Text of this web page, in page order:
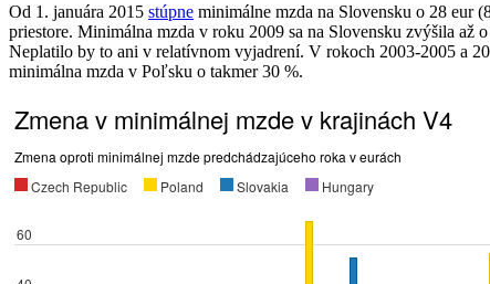
Od 1. januára 2015 stúpne minimálne mzda na Slovensku o 28 eur
priestore. Minimálna mzda v roku 2009 sa na Slovensku zvýšila
Neplatilo by to ani v relatívnom vyjadrení. V rokoch 2003-2005 a
minimálna mzda v Poľsku o takmer 30 %.